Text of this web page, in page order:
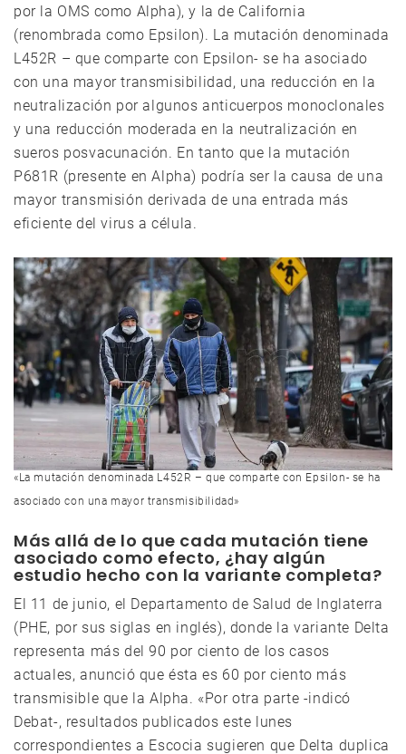
por la OMS como Alpha), y la de California
(renombrada como Epsilon). La mutación denominada
L452R – que comparte con Epsilon- se ha asociado
con una mayor transmisibilidad, una reducción en la
neutralización por algunos anticuerpos monoclonales
y una reducción moderada en la neutralización en
sueros posvacunación. En tanto que la mutación
P681R (presente en Alpha) podría ser la causa de una
mayor transmisión derivada de una entrada más
eficiente del virus a célula.
«La mutación denominada L452R – que comparte con Epsilon- se ha
asociado con una mayor transmisibilidad»
Más allá de lo que cada mutación tiene
asociado como efecto, ¿hay algún
estudio hecho con la variante completa?
El 11 de junio, el Departamento de Salud de Inglaterra
(PHE, por sus siglas en inglés), donde la variante Delta
representa más del 90 por ciento de los casos
actuales, anunció que ésta es 60 por ciento más
transmisible que la Alpha. «Por otra parte -indicó
Debat-, resultados publicados este lunes
correspondientes a Escocia sugieren que Delta duplica